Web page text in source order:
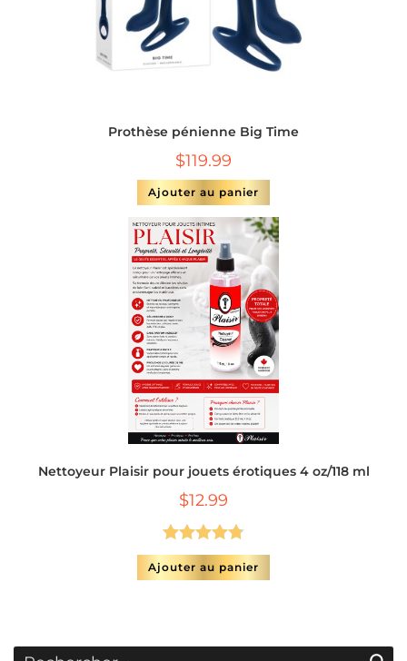
Prothèse pénienne Big Time
$119.99
Ajouter au panier
Nettoyeur Plaisir pour jouets érotiques 4 oz/118 ml
$12.99
Note4.75
sur 5
Ajouter au panier